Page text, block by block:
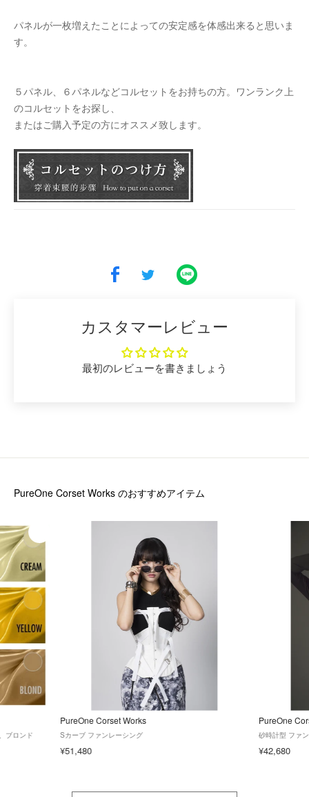
パネルが一枚増えたことによっての安定感を体感出来ると思いま
す。
５パネル、６パネルなどコルセットをお持ちの方。ワンランク上
のコルセットをお探し、
またはご購入予定の方にオススメ致します。
カスタマーレビュー
最初のレビューを書きましょう
PureOne Corset Works のおすすめアイテム
ブロンド
PureOne Corset Works
Sカーブ ファンレーシング
¥51,480
PureOne
砂時計型 ファ
¥42,680